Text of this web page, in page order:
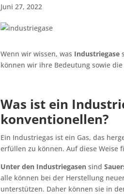
Juni 27, 2022
Wenn wir wissen, was Industriegase
können wir ihre Bedeutung sowie
Was ist ein
konventionellen?
Ein Industriegas ist ein Gas, das
erfüllen zu können. Auf diese Weise
Unter den Industriegasen sind
alle können bei der Herstellung
unterstützen. Daher können sie in